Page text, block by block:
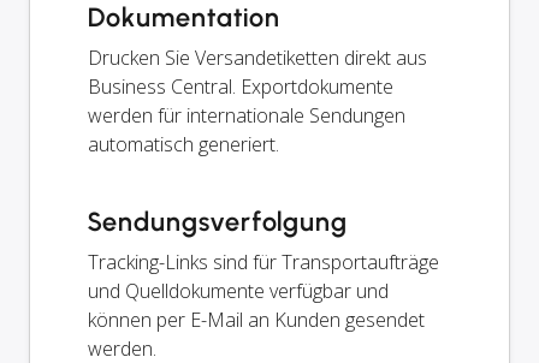
Dokumentation
Drucken Sie Versandetiketten direkt aus
Business Central. Exportdokumente
werden für internationale Sendungen
automatisch generiert.
Sendungsverfolgung
Tracking-Links sind für Transportaufträge
und Quelldokumente verfügbar und
können per E-Mail an Kunden gesendet
werden.